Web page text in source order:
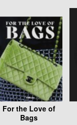
For the Love of
Bags